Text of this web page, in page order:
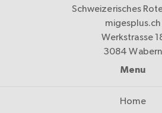
Schweizerisches
migesplus.ch
Werkstrasse
3084 Wabern
Menu
Home